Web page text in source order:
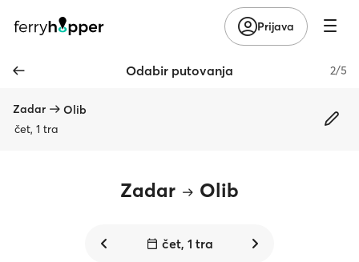
Prijava
Odabir putovanja 2/5
Zadar
Olib
čet, 1 tra
Zadar Olib
čet, 1 tra